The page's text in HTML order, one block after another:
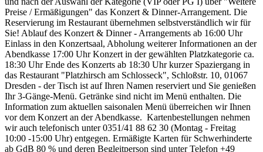
Preise / Ermäßigungen" das Konzert & Dinner-Arrangement. Die
Reservierung im Restaurant übernehmen selbstverständlich wir für
Sie! Ablauf des Konzert & Dinner - Arrangements ab 16:00 Uhr
Einlass in den Konzertsaal, Abholung weiterer Informationen an der
Abendkasse 17:00 Uhr Konzert in der gewählten Platzkategorie ca.
18:30 Uhr Ende des Konzerts ab 18:30 Uhr kurzer Spaziergang in
das Restaurant "Platzhirsch am Schlosseck", Schloßstr. 10, 01067
Dresden - der Tisch ist auf Ihren Namen reserviert und Sie genießen
Ihr 3-Gänge-Menü. Getränke sind nicht im Menü enthalten. Die
Information zum aktuellen saisonalen Menü überreichen wir Ihnen
vor dem Konzert an der Abendkasse. Kartenbestellungen nehmen
wir auch telefonisch unter 0351/41 88 62 30 (Montag - Freitag
10:00 -15:00 Uhr) entgegen. Ermäßigte Karten für Schwerhinderte
ab GdB 80 % und deren Begleitperson sind unter Telefon +49